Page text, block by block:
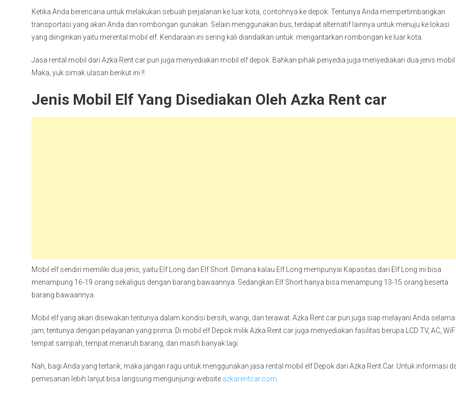
Ketika Anda berencana untuk melakukan sebuah perjalanan ke luar kota, contohnya ke depok. Tentunya Anda mempertimbangkan
transportasi yang akan Anda dan rombongan gunakan. Selain menggunakan bus, terdapat alternatif lainnya untuk menuju ke lokasi
yang diinginkan yaitu merental mobil elf. Kendaraan ini sering kali diandalkan untuk mengantarkan rombongan ke luar kota.
Jasa rental mobil dari Azka Rent car pun juga menyediakan mobil elf depok. Bahkan pihak penyedia juga menyediakan dua jenis mobil
Maka, yuk simak ulasan berikut ini !!
Jenis Mobil Elf Yang Disediakan Oleh Azka Rent car
Mobil elf sendiri memiliki dua jenis, yaitu:Elf Long dan Elf Short. Dimana kalau Elf Long mempunyai Kapasitas dari Elf Long ini bisa
menampung 16-19 orang sekaligus dengan barang bawaannya. Sedangkan Elf Short hanya bisa menampung 13-15 orang beserta
barang bawaannya.
Mobil elf yang akan disewakan tentunya dalam kondisi bersih, wangi, dan terawat. Azka Rent car pun juga siap melayani Anda
jam, tentunya dengan pelayanan yang prima. Di mobil elf Depok milik Azka Rent car juga menyediakan fasilitas berupa LCD TV, AC,
tempat sampah, tempat menaruh barang, dan masih banyak lagi.
Nah, bagi Anda yang tertarik, maka jangan ragu untuk menggunakan jasa rental mobil elf Depok dari Azka Rent Car. Untuk informasi
pemesanan lebih lanjut bisa langsung mengunjungi website azkarentcar.com